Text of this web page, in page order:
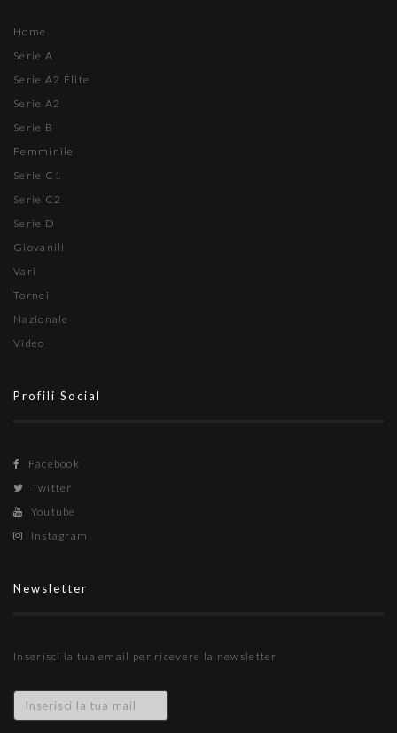
Home
Serie A
Serie A2 Élite
Serie A2
Serie B
Femminile
Serie C1
Serie C2
Serie D
Giovanili
Vari
Tornei
Nazionale
Video
Profili Social
Facebook
Twitter
Youtube
Instagram
Newsletter
Inserisci la tua email per ricevere la newsletter